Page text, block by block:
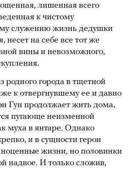
лишенная всего
к чистому
служению жизнь дедушки
несет на себе все тот же
вины и невозможного,
города в тщетной
к отвергнувшему ее и давно
Гун продолжает жить дома,
пугающе неизменной
муха в янтаре. Однако
и в сущности герои
жизни, но половинки
надвое. И только сложив,